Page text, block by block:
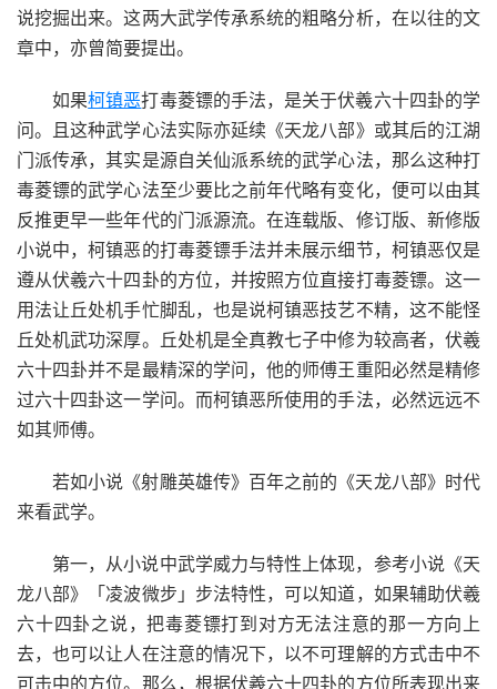
说挖掘出来。这两大武学传承系统的粗略分析，在以往的文
章中，亦曾简要提出。
如果柯镇恶打毒菱镖的手法，是关于伏羲六十四卦的学
问。且这种武学心法实际亦延续《天龙八部》或其后的江湖
门派传承，其实是源自关仙派系统的武学心法，那么这种打
毒菱镖的武学心法至少要比之前年代略有变化，便可以由其
反推更早一些年代的门派源流。在连载版、修订版、新修版
小说中，柯镇恶的打毒菱镖手法并未展示细节，柯镇恶仅是
遵从伏羲六十四卦的方位，并按照方位直接打毒菱镖。这一
用法让丘处机手忙脚乱，也是说柯镇恶技艺不精，这不能怪
丘处机武功深厚。丘处机是全真教七子中修为较高者，伏羲
六十四卦并不是最精深的学问，他的师傅王重阳必然是精修
过六十四卦这一学问。而柯镇恶所使用的手法，必然远远不
如其师傅。
若如小说《射雕英雄传》百年之前的《天龙八部》时代
来看武学。
第一，从小说中武学威力与特性上体现，参考小说《天
龙八部》「凌波微步」步法特性，可以知道，如果辅助伏羲
六十四卦之说，把毒菱镖打到对方无法注意的那一方向上
去，也可以让人在注意的情况下，以不可理解的方式击中不
可击中的方位。那么，根据伏羲六十四卦的方位所表现出来